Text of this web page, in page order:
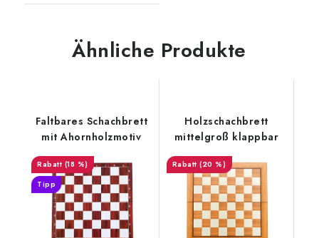
Ähnliche Produkte
Faltbares Schachbrett
mit Ahornholzmotiv
(18 %)
Tipp
Holzschachbrett
mittelgroß klappbar
(20 %)